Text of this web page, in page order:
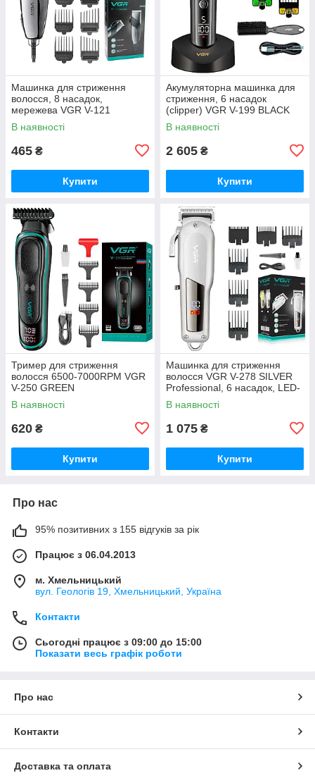
Машинка для стриження
волосся, 8 насадок,
мережева VGR V-121
В наявності
465 ₴
Купити
Акумуляторна машинка для
стриження, 6 насадок
(clipper) VGR V-199 BLACK
В наявності
2 605 ₴
Купити
Тример для стриження
волосся 6500-7000RPM VGR
V-250 GREEN
В наявності
620 ₴
Купити
Машинка для стриження
волосся VGR V-278 SILVER
Professional, 6 насадок, LED-
дисплей
В наявності
1 075 ₴
Купити
Про нас
95% позитивних з 155 відгуків за рік
Працює з 06.04.2013
м. Хмельницький
вул. Геологів 19, Хмельницький, Україна
Контакти
Сьогодні працює з 09:00 до 15:00
Показати весь графік роботи
Про нас
Контакти
Доставка та оплата